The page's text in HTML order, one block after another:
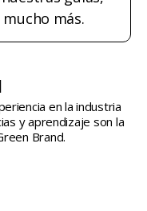
más.
en la industria
y aprendizaje son la
Brand.